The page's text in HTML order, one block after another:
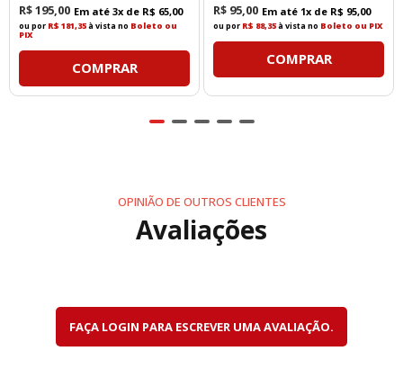
R$195,00 Em até 3x de R$ 65,00
ou por R$ 181,35à vista no Boleto ou
PIX
COMPRAR
R$ 95,00 Em até 1x de R$ 95,00
ou por R$ 88,35à vista no Boleto ou PIX
COMPRAR
OPINIÃO DE OUTROS CLIENTES
Avaliações
FAÇA LOGIN PARA ESCREVER UMA AVALIAÇÃO.